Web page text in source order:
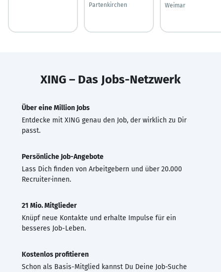
Partenkirchen
Weimar
XING – Das Jobs-Netzwerk
Über eine Million Jobs
Entdecke mit XING genau den Job, der wirklich zu Dir
passt.
Persönliche Job-Angebote
Lass Dich finden von Arbeitgebern und über 20.000
Recruiter·innen.
21 Mio. Mitglieder
Knüpf neue Kontakte und erhalte Impulse für ein
besseres Job-Leben.
Kostenlos profitieren
Schon als Basis-Mitglied kannst Du Deine Job-Suche